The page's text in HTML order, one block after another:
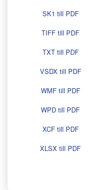
SK1 till PDF
TIFF till PDF
TXT till PDF
VSDX till PDF
WMF till PDF
WPD till PDF
XCF till PDF
XLSX till PDF